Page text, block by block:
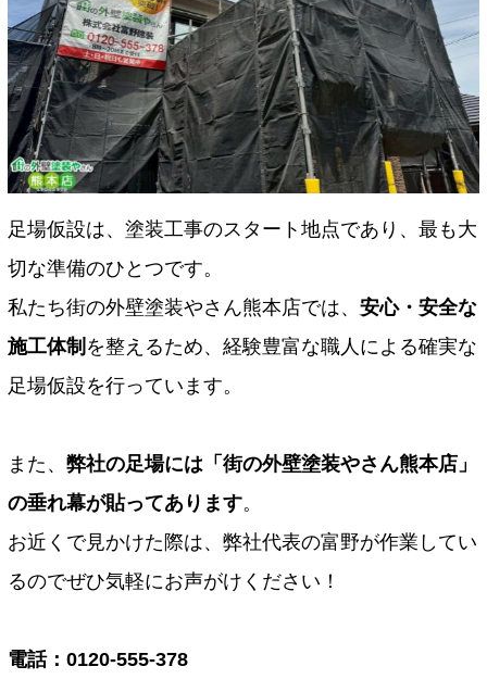
足場仮設は、塗装工事のスタート地点であり、最も大
切な準備のひとつです。
私たち街の外壁塗装やさん熊本店では、 安心・安全な
施工体制 を整えるため、経験豊富な職人による確実な
足場仮設を行っています。
また、 弊社の足場には「街の外壁塗装やさん熊本店」
の垂れ幕が貼ってあります。
お近くで見かけた際は、弊社代表の富野が作業してい
るのでぜひ気軽にお声がけください！
電話：0120-555-378